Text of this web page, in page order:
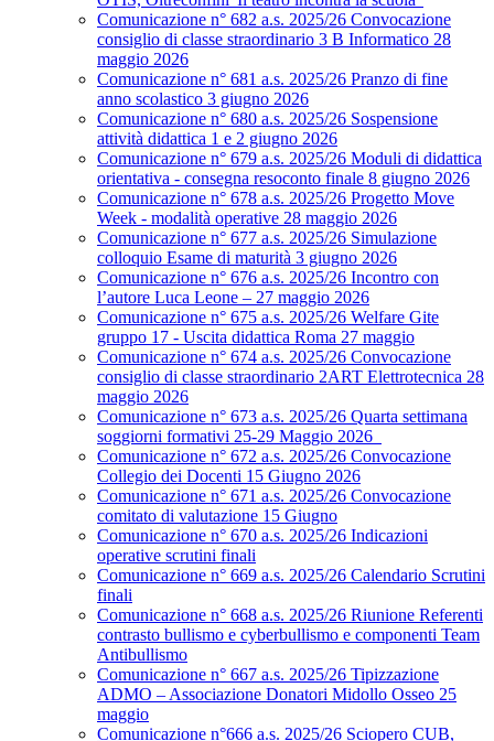
Comunicazione n° 682 a.s. 2025/26 Convocazione
consiglio di classe straordinario 3 B Informatico 28
maggio 2026
Comunicazione n° 681 a.s. 2025/26 Pranzo di fine
anno scolastico 3 giugno 2026
Comunicazione n° 680 a.s. 2025/26 Sospensione
attività didattica 1 e 2 giugno 2026
Comunicazione n° 679 a.s. 2025/26 Moduli di didattica
orientativa - consegna resoconto finale 8 giugno 2026
Comunicazione n° 678 a.s. 2025/26 Progetto Move
Week - modalità operative 28 maggio 2026
Comunicazione n° 677 a.s. 2025/26 Simulazione
colloquio Esame di maturità 3 giugno 2026
Comunicazione n° 676 a.s. 2025/26 Incontro con
l’autore Luca Leone – 27 maggio 2026
Comunicazione n° 675 a.s. 2025/26 Welfare Gite
gruppo 17 - Uscita didattica Roma 27 maggio
Comunicazione n° 674 a.s. 2025/26 Convocazione
consiglio di classe straordinario 2ART Elettrotecnica 28
maggio 2026
Comunicazione n° 673 a.s. 2025/26 Quarta settimana
soggiorni formativi 25-29 Maggio 2026
Comunicazione n° 672 a.s. 2025/26 Convocazione
Collegio dei Docenti 15 Giugno 2026
Comunicazione n° 671 a.s. 2025/26 Convocazione
comitato di valutazione 15 Giugno
Comunicazione n° 670 a.s. 2025/26 Indicazioni
operative scrutini finali
Comunicazione n° 669 a.s. 2025/26 Calendario Scrutini
finali
Comunicazione n° 668 a.s. 2025/26 Riunione Referenti
contrasto bullismo e cyberbullismo e componenti Team
Antibullismo
Comunicazione n° 667 a.s. 2025/26 Tipizzazione
ADMO – Associazione Donatori Midollo Osseo 25
maggio
Comunicazione n°666 a.s. 2025/26 Sciopero CUB,